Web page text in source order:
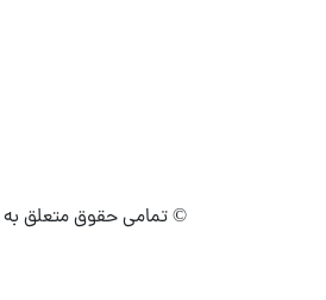
© تمامی حقوق متعلق به